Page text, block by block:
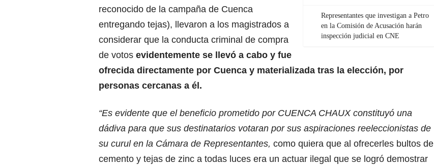
Representantes que investigan a Petro
en la Comisión de Acusación harán
inspección judicial en CNE
reconocido de la campaña de Cuenca
entregando tejas), llevaron a los magistrados a
considerar que la conducta criminal de compra
de votos evidentemente se llevó a cabo y fue
ofrecida directamente por Cuenca y materializada tras la elección, por
personas cercanas a él.
“Es evidente que el beneficio prometido por CUENCA CHAUX constituyó una
dádiva para que sus destinatarios votaran por sus aspiraciones reeleccionistas de
su curul en la Cámara de Representantes, como quiera que al ofrecerles bultos de
cemento y tejas de zinc a todas luces era un actuar ilegal que se logró demostrar